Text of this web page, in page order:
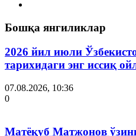
Бошқа янгиликлар
2026 йил июли
тарихидаги энг иссиқ
07.08.2026, 10:36
0
Матёқуб Матжонов